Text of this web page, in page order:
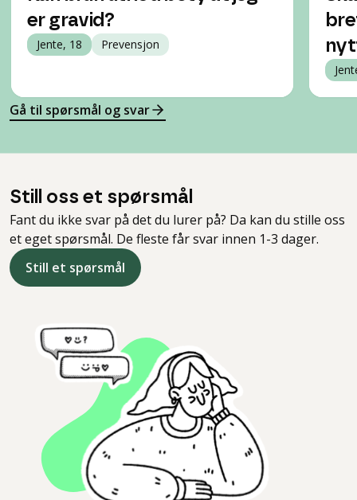
er gravid?
Jente, 18 Prevensjon
Gå til spørsmål og svar
Still oss et spørsmål
Fant du ikke svar på det du lurer på? Da kan du stille oss
et eget spørsmål. De fleste får svar innen 1-3 dager.
Still et spørsmål